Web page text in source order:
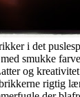
i det
smukke
og
rigtig